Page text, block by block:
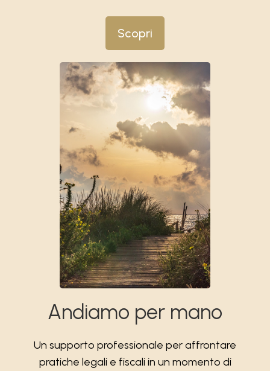
Scopri
Andiamo per mano
Un supporto professionale per affrontare
pratiche legali e fiscali in un momento di